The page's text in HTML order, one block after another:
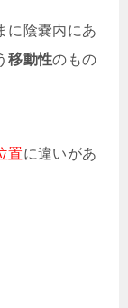
に陰嚢内にあ
移動性のもの
置に違いがあ